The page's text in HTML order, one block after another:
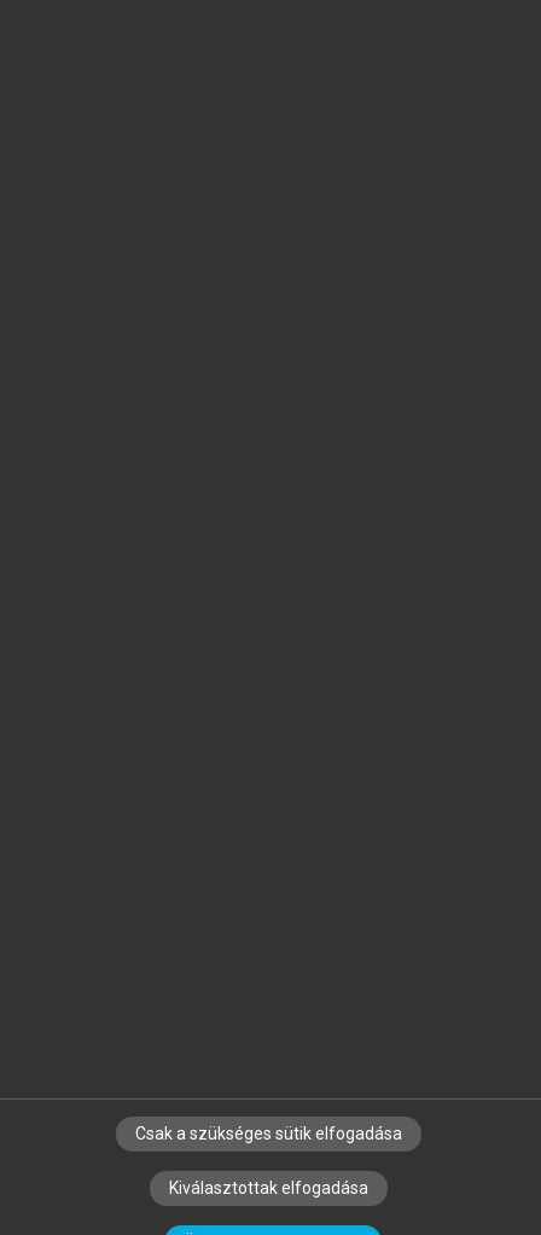
SZERZŐKNEK CÉGEKNEK KÖNYVTÁROSOKNAK
SZERKESZTÉSI ÉS LEKTORÁLÁSI ALAPELVEK
Csak a szükséges sütik elfogadása
Kiválasztottak elfogadása